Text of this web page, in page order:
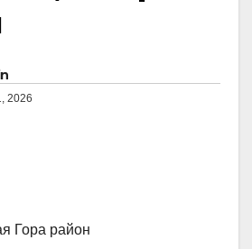
2026
Гора район